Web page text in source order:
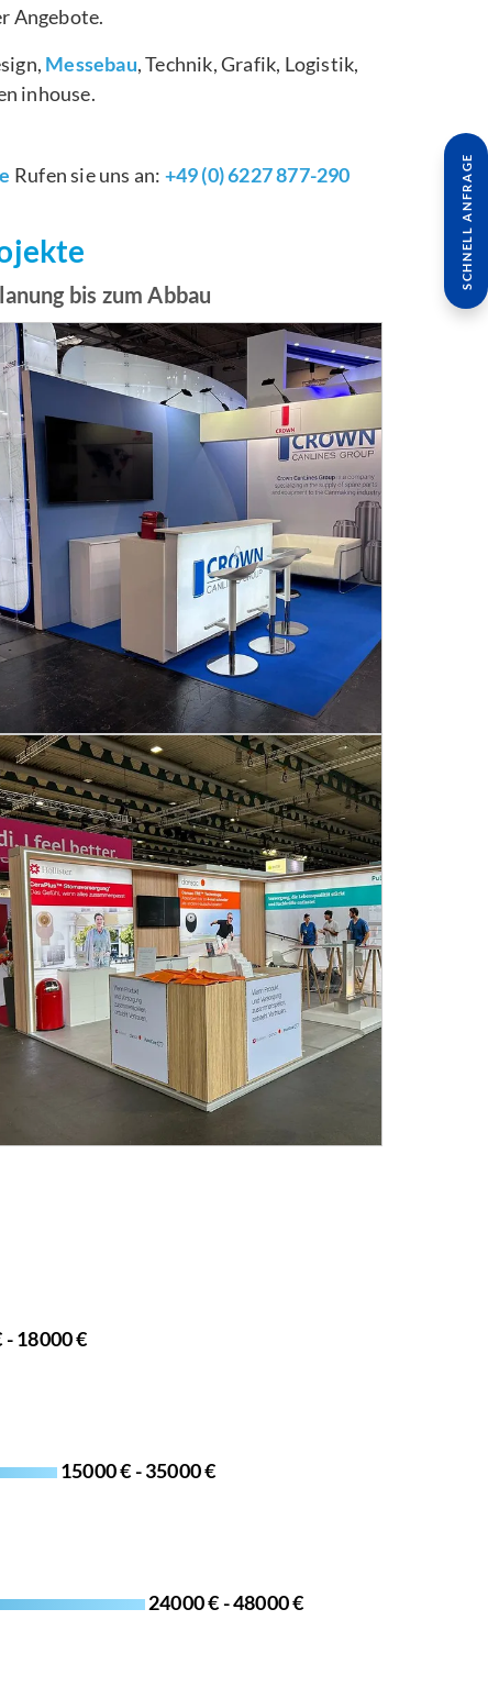
Angebote.
Messebau, Technik, Grafik, Logistik,
inhouse.
Rufen sie uns an: +49 (0) 6227 877-290
bis zum Abbau
- 18000 €
15000 € - 35000 €
24000 € - 48000 €
SCHNELL ANFRAGE